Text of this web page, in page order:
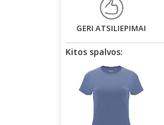
GERI ATSILIEPIMAI
Kitos spalvos: